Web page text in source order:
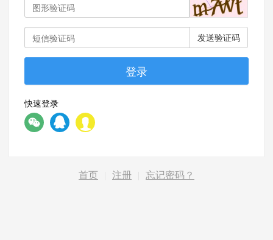
发送验证码
登录
快速登录
首页 注册 忘记密码？